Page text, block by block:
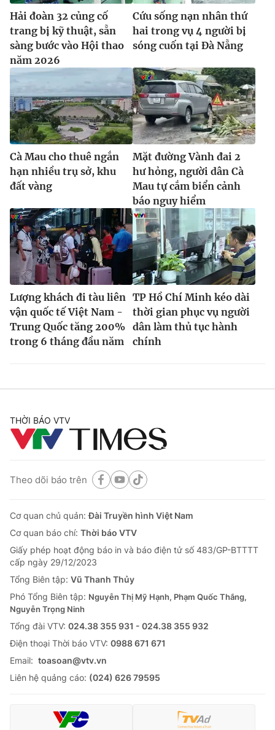
Hải đoàn 32 củng cố
trang bị kỹ thuật, sẵn
sàng bước vào Hội thao
năm 2026
Cứu sống nạn nhân thứ
hai trong vụ 4 người bị
sóng cuốn tại Đà Nẵng
Cà Mau cho thuê ngắn
hạn nhiều trụ sở, khu
đất vàng
Mặt đường Vành đai 2
hư hỏng, người dân Cà
Mau tự cắm biển cảnh
báo nguy hiểm
Lượng khách đi tàu liên
vận quốc tế Việt Nam -
Trung Quốc tăng 200%
trong 6 tháng đầu năm
TP Hồ Chí Minh kéo dài
thời gian phục vụ người
dân làm thủ tục hành
chính
THỜI BÁO VTV
Theo dõi báo trên
Cơ quan chủ quản:Đài Truyền hình Việt Nam
Cơ quan báo chí: Thời báo VTV
Giấy phép hoạt động báo in và báo điện tử số 483/GP-BTTTT
cấp ngày 29/12/2023
Tổng Biên tập: Vũ Thanh Thủy
Phó Tổng Biên tập: Nguyễn Thị Mỹ Hạnh, Phạm Quốc Thắng,
Nguyễn Trọng Ninh
Tổng đài VTV: 024.38 355 931 - 024.38 355 932
Ðiện thoại Thời báo VTV: 0988 671 671
Email: toasoan@vtv.vn
Liên hệ quảng cáo: (024) 626 79595